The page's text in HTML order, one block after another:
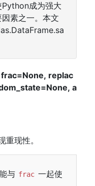
成为强大
素之一。本文
replac
a
重现性。
与 frac 一起使